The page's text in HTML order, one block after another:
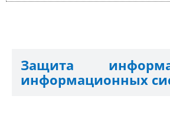
Защита
информационных